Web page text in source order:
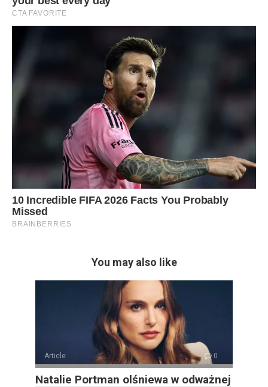
You may also like
Article 0
Natalie Portman olśniewa w odważnej